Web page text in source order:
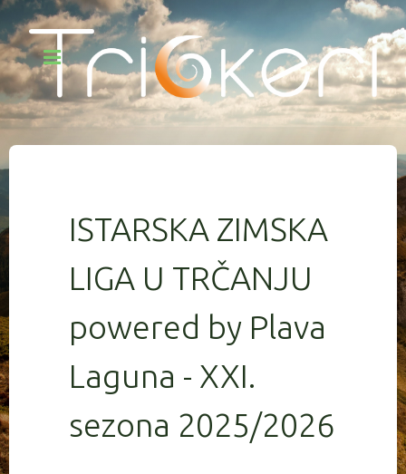
ISTARSKA ZIMSKA
LIGA U TRČANJU
powered by Plava
Laguna - XXI.
sezona 2025/2026